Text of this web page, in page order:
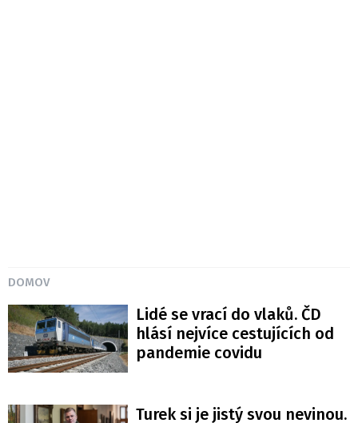
DOMOV
Lidé se vrací do vlaků. ČD
hlásí nejvíce cestujících od
pandemie covidu
Turek si je jistý svou nevinou.